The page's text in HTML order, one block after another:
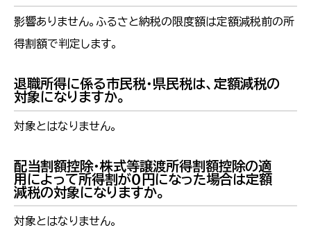
影響ありません。ふるさと納税の限度額は定額減税前の所
得割額で判定します。
退職所得に係る市民税・県民税は、定額減税の
対象になりますか。
対象とはなりません。
配当割額控除・株式等譲渡所得割額控除の適
用によって所得割が０円になった場合は定額
減税の対象になりますか。
対象とはなりません。